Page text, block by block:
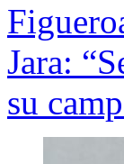
Jara:
su